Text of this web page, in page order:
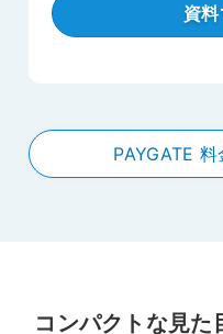
資
PAYGATE
コンパクトな見た